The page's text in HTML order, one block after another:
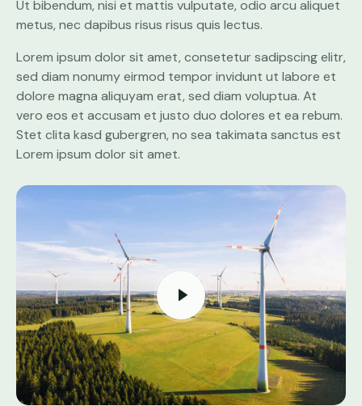
Ut bibendum, nisi et mattis vulputate, odio arcu aliquet
metus, nec dapibus risus risus quis lectus.
Lorem ipsum dolor sit amet, consetetur sadipscing elitr,
sed diam nonumy eirmod tempor invidunt ut labore et
dolore magna aliquyam erat, sed diam voluptua. At
vero eos et accusam et justo duo dolores et ea rebum.
Stet clita kasd gubergren, no sea takimata sanctus est
Lorem ipsum dolor sit amet.